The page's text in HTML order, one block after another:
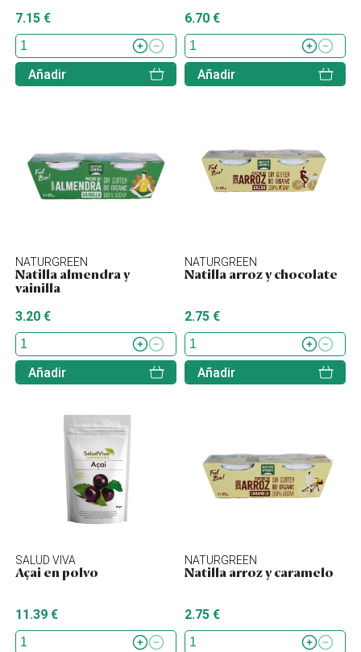
7.15 €
Añadir
6.70 €
Añadir
NATURGREEN
Natilla almendra y
vainilla
3.20 €
Añadir
NATURGREEN
Natilla arroz y chocolate
2.75 €
Añadir
SALUD VIVA
Açai en polvo
11.39 €
NATURGREEN
Natilla arroz y caramelo
2.75 €